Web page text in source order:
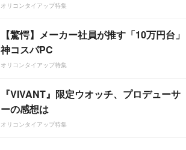
オリコンタイアップ特集
【驚愕】メーカー社員が推す「10万円台」
神コスパPC
オリコンタイアップ特集
『VIVANT』限定ウオッチ、プロデューサ
ーの感想は
オリコンタイアップ特集